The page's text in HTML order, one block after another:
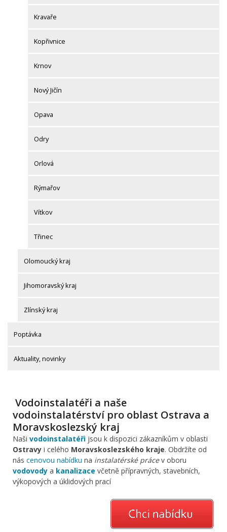
Kravaře
Kopřivnice
Krnov
Nový Jičín
Opava
Odry
Orlová
Rýmařov
Vítkov
Třinec
Olomoucký kraj
Jihomoravský kraj
Zlínský kraj
Poptávka
Aktuality, novinky
Vodoinstalatéři a naše
vodoinstalatérství pro oblast Ostrava a
Moravskoslezský kraj
Naši vodoinstalatéři jsou k dispozici zákazníkům v oblasti
Ostravy i celého Moravskoslezského kraje. Obdržíte od
nás cenovou nabídku na instalatérské prácev oboru
vodovody a kanalizace včetně přípravných, stavebních,
výkopových a úklidových prací